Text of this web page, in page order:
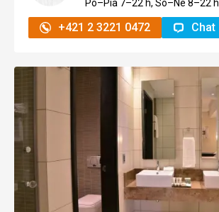
Po–Pia 7–⁠⁠⁠⁠⁠⁠22 h, So–Ne 8–⁠⁠⁠⁠⁠⁠22 h
+421 2 3221 0472 Chat